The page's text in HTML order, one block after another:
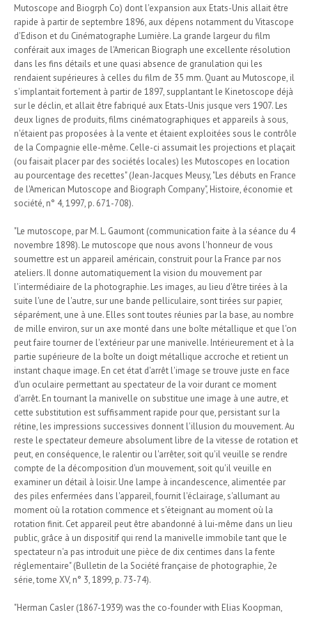
Mutoscope and Biogrph Co) dont l'expansion aux Etats-Unis allait être
rapide à partir de septembre 1896, aux dépens notamment du Vitascope
d'Edison et du Cinématographe Lumière. La grande largeur du film
conférait aux images de l'American Biograph une excellente résolution
dans les fins détails et une quasi absence de granulation qui les
rendaient supérieures à celles du film de 35 mm. Quant au Mutoscope, il
s'implantait fortement à partir de 1897, supplantant le Kinetoscope déjà
sur le déclin, et allait être fabriqué aux Etats-Unis jusque vers 1907. Les
deux lignes de produits, films cinématographiques et appareils à sous,
n'étaient pas proposées à la vente et étaient exploitées sous le contrôle
de la Compagnie elle-même. Celle-ci assumait les projections et plaçait
(ou faisait placer par des sociétés locales) les Mutoscopes en location
au pourcentage des recettes" (Jean-Jacques Meusy, "Les débuts en France
de l'American Mutoscope and Biograph Company", Histoire, économie et
société, n° 4, 1997, p. 671-708).
"Le mutoscope, par M. L. Gaumont (communication faite à la séance du 4
novembre 1898). Le mutoscope que nous avons l'honneur de vous
soumettre est un appareil américain, construit pour la France par nos
ateliers. Il donne automatiquement la vision du mouvement par
l'intermédiaire de la photographie. Les images, au lieu d'être tirées à la
suite l'une de l'autre, sur une bande pelliculaire, sont tirées sur papier,
séparément, une à une. Elles sont toutes réunies par la base, au nombre
de mille environ, sur un axe monté dans une boîte métallique et que l'on
peut faire tourner de l'extérieur par une manivelle. Intérieurement et à la
partie supérieure de la boîte un doigt métallique accroche et retient un
instant chaque image. En cet état d'arrêt l'image se trouve juste en face
d'un oculaire permettant au spectateur de la voir durant ce moment
d'arrêt. En tournant la manivelle on substitue une image à une autre, et
cette substitution est suffisamment rapide pour que, persistant sur la
rétine, les impressions successives donnent l'illusion du mouvement. Au
reste le spectateur demeure absolument libre de la vitesse de rotation et
peut, en conséquence, le ralentir ou l'arrêter, soit qu'il veuille se rendre
compte de la décomposition d'un mouvement, soit qu'il veuille en
examiner un détail à loisir. Une lampe à incandescence, alimentée par
des piles enfermées dans l'appareil, fournit l'éclairage, s'allumant au
moment où la rotation commence et s'éteignant au moment où la
rotation finit. Cet appareil peut être abandonné à lui-même dans un lieu
public, grâce à un dispositif qui rend la manivelle immobile tant que le
spectateur n'a pas introduit une pièce de dix centimes dans la fente
réglementaire" (Bulletin de la Société française de photographie, 2e
série, tome XV, n° 3, 1899, p. 73-74).
"Herman Casler (1867-1939) was the co-founder with Elias Koopman,